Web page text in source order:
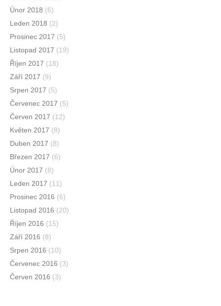
Únor 2018 (6)
Leden 2018 (2)
Prosinec 2017 (5)
Listopad 2017 (19)
Říjen 2017 (18)
Září 2017 (9)
Srpen 2017 (5)
Červenec 2017 (5)
Červen 2017 (12)
Květen 2017 (8)
Duben 2017 (8)
Březen 2017 (6)
Únor 2017 (8)
Leden 2017 (11)
Prosinec 2016 (6)
Listopad 2016 (20)
Říjen 2016 (15)
Září 2016 (8)
Srpen 2016 (10)
Červenec 2016 (3)
Červen 2016 (3)